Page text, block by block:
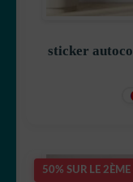
sticker
50% SUR LE 2ÈME